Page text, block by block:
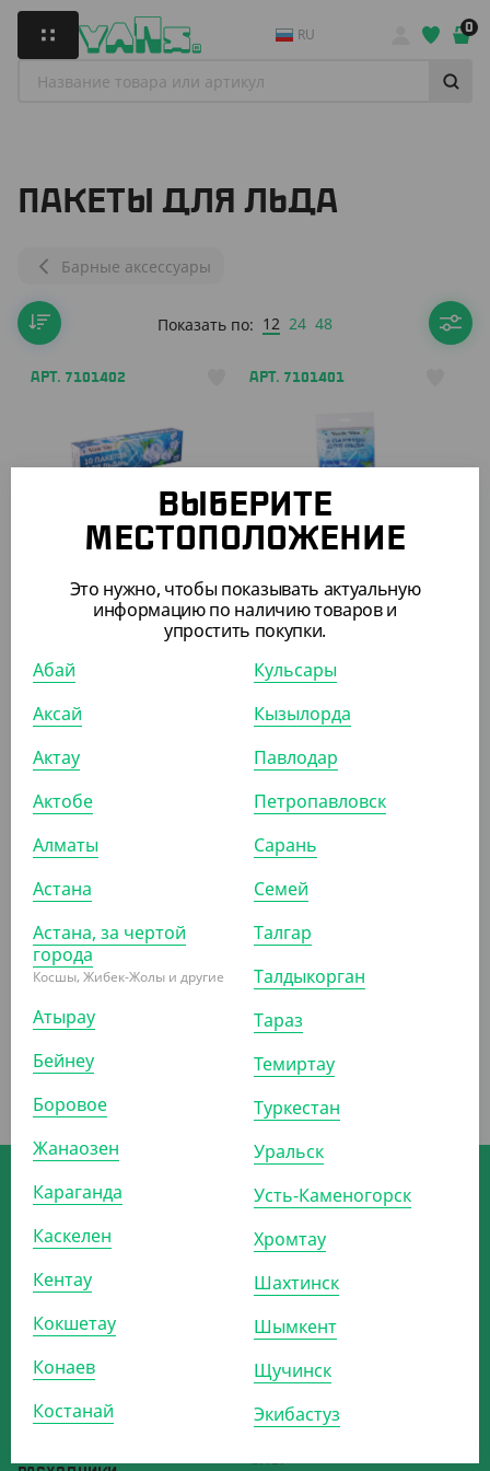
RU 0
ПАКЕТЫ ДЛЯ ЛЬДА
Барные аксессуары
Показать по: 12 24 48
АРТ. 7101402
235.20₸
Пакеты для льда, 10 шт/уп,
ШТ КОР (100)
АРТ. 7101401
134.40₸
Пакеты для льда, 8 шт/уп,
192 кубика
ОДНОРАЗОВАЯ УПАКОВКА
ОДНОРАЗОВАЯ ПОСУДА
БУМАЖНАЯ ПРОДУКЦИЯ
ДЛЯ ВЫПЕЧКИ
ПАКЕТЫ
О КОМПАНИИ
ДОСТАВКА И ОПЛАТА
КОНТАКТЫ
ВЫЗОВ ТОРГОВОГО
ПРЕДСТАВИТЕЛЯ
интернет-магазина Yans
ВЫБЕРИТЕ
МЕСТОПОЛОЖЕНИЕ
Это нужно, чтобы показывать актуальную
информацию по наличию товаров и
упростить покупки.
Абай
Аксай
Актау
Актобе
Алматы
Астана
Астана, за чертой
города
Косшы, Жибек-Жолы и другие
Атырау
Бейнеу
Боровое
Жанаозен
Караганда
Каскелен
Кентау
Кокшетау
Конаев
Костанай
Кульсары
Кызылорда
Павлодар
Петропавловск
Сарань
Семей
Талгар
Талдыкорган
Тараз
Темиртау
Туркестан
Уральск
Усть-Каменогорск
Хромтау
Шахтинск
Шымкент
Щучинск
Экибастуз